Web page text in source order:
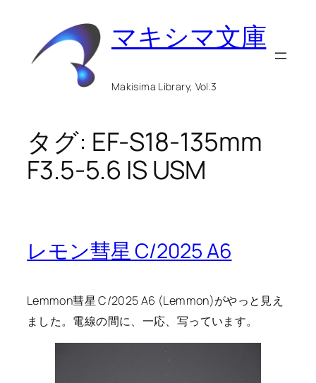
マキシマ文庫
Makisima Library, Vol.3
タグ: EF-S18-135mm
F3.5-5.6 IS USM
レモン彗星 C/2025 A6
Lemmon彗星 C/2025 A6 (Lemmon)がやっと見え
ました。電線の間に、一応、写っています。